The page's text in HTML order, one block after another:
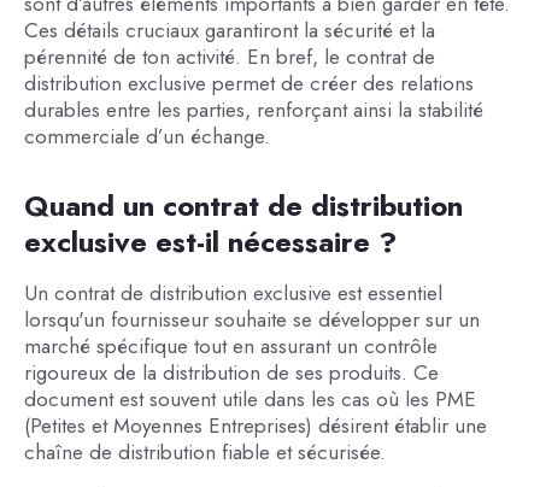
Ces détails cruciaux garantiront la sécurité et la
pérennité de ton activité. En bref, le contrat de
distribution exclusive permet de créer des relations
durables entre les parties, renforçant ainsi la stabilité
commerciale d’un échange.
Quand un contrat de distribution
exclusive est-il nécessaire ?
Un contrat de distribution exclusive est essentiel
lorsqu'un fournisseur souhaite se développer sur un
marché spécifique tout en assurant un contrôle
rigoureux de la distribution de ses produits. Ce
document est souvent utile dans les cas où les PME
(Petites et Moyennes Entreprises) désirent établir une
chaîne de distribution fiable et sécurisée.